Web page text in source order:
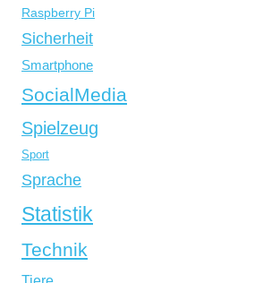
Raspberry Pi
Sicherheit
Smartphone
SocialMedia
Spielzeug
Sport
Sprache
Statistik
Technik